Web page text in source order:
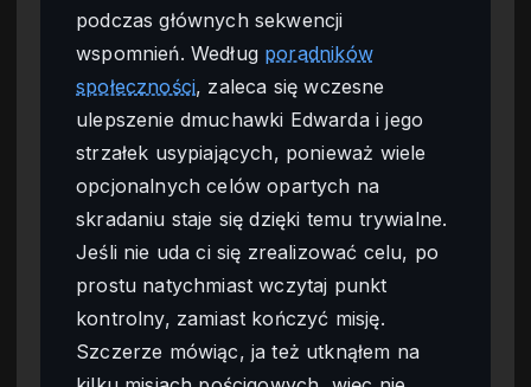
podczas głównych sekwencji
wspomnień. Według poradników
społeczności, zaleca się wczesne
ulepszenie dmuchawki Edwarda i jego
strzałek usypiających, ponieważ wiele
opcjonalnych celów opartych na
skradaniu staje się dzięki temu trywialne.
Jeśli nie uda ci się zrealizować celu, po
prostu natychmiast wczytaj punkt
kontrolny, zamiast kończyć misję.
Szczerze mówiąc, ja też utknąłem na